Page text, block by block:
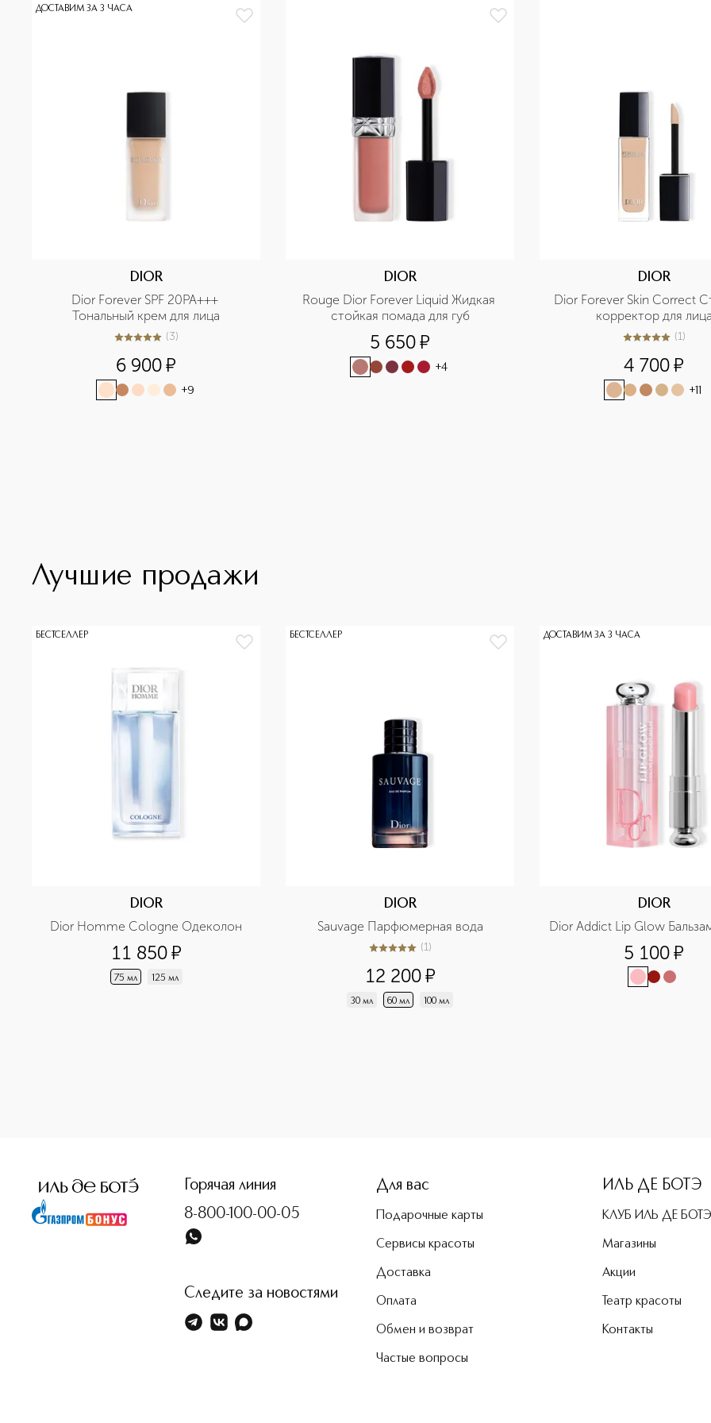
ДОСТАВИМ ЗА 3 ЧАСА
DIOR
Dior Forever SPF 20PA+++
Тональный крем для лица
5из 53 (3)
6 900¤
+9
DIOR
Rouge Dior Forever Liquid Жидкая
стойкая помада для губ
5 650¤
+4
DIOR
Dior Forever Skin Correct
корректор для
5из 51 (1)
4 700¤
+11
Лучшие продажи
БЕСТСЕЛЛЕР
DIOR
Dior Homme Cologne Одеколон
11 850¤
75 мл 125 мл
БЕСТСЕЛЛЕР
DIOR
Sauvage Парфюмерная вода
5из 51 (1)
12 200¤
30 мл 60 мл 100 мл
ДОСТАВИМ ЗА 3 ЧАСА
DIOR
Dior Addict Lip Glow
5 100¤
Горячая линия
8-800-100-00-05
Следите за новостями
Для вас
Подарочные карты
Сервисы красоты
Доставка
Оплата
Обмен и возврат
Частые вопросы
ИЛЬ ДЕ БОТЭ
КЛУБ ИЛЬ ДЕ БОТЭ
Магазины
Акции
Театр красоты
Контакты